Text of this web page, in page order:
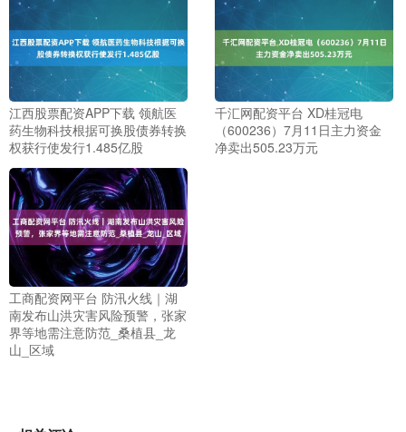
江西股票配资APP下载 领航医
药生物科技根据可换股债券转换
权获行使发行1.485亿股
千汇网配资平台 XD桂冠电
（600236）7月11日主力资金
净卖出505.23万元
工商配资网平台 防汛火线｜湖
南发布山洪灾害风险预警，张家
界等地需注意防范_桑植县_龙
山_区域